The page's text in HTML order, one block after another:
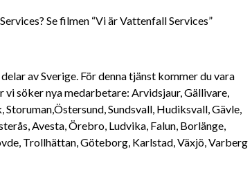
Se filmen “Vi är Vattenfall Services”
av Sverige. För denna tjänst kommer du vara
vi söker nya medarbetare: Arvidsjaur, Gällivare,
Sundsvall, Hudiksvall, Gävle,
Avesta, Örebro, Ludvika, Falun, Borlänge,
Trollhättan, Göteborg, Karlstad, Växjö, Varberg